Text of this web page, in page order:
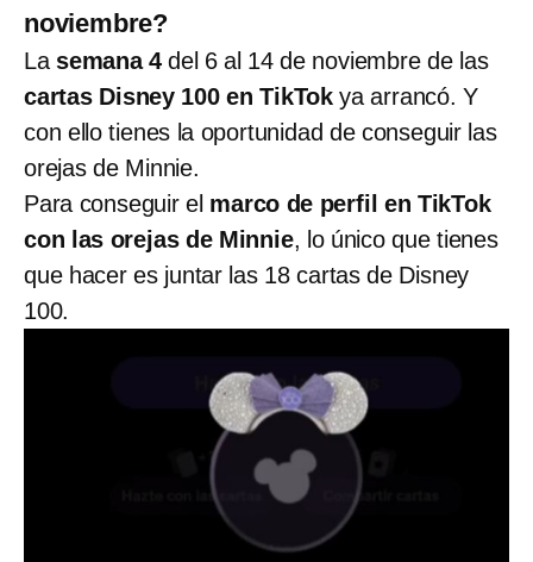
noviembre?
La semana 4del 6 al 14 de noviembre de las
cartas Disney 100 en TikTok ya arrancó. Y
con ello tienes la oportunidad de conseguir las
orejas de Minnie.
Para conseguir el marco de perfil en TikTok
con las orejas de Minnie, lo único que tienes
que hacer es juntar las 18 cartas de Disney
100.